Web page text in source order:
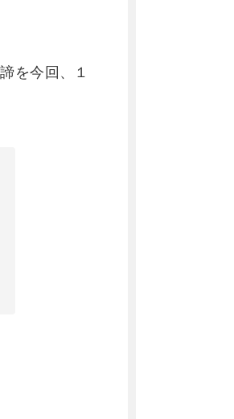
を今回、１